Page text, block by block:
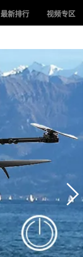
最新排行 视频专区